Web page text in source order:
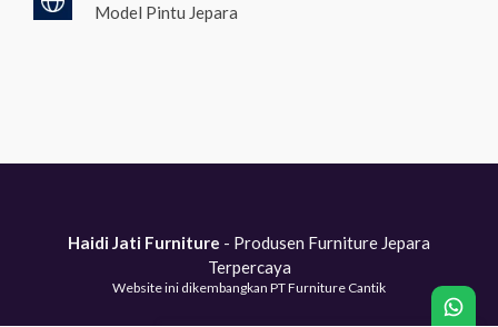
Model Pintu Jepara
Haidi Jati Furniture - Produsen Furniture Jepara
Terpercaya
Website ini dikembangkan PT Furniture Cantik